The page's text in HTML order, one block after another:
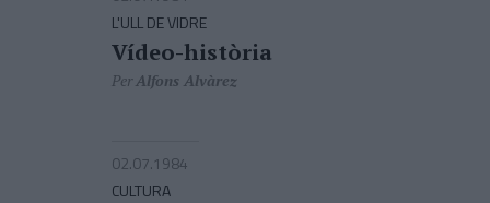
L'ULL DE VIDRE
Vídeo-història
PerAlfons Alvàrez
02.07.1984
CULTURA